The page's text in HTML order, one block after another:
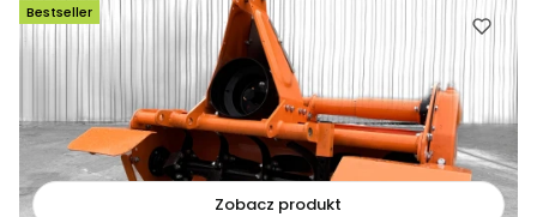
Bestseller
Zobacz produkt